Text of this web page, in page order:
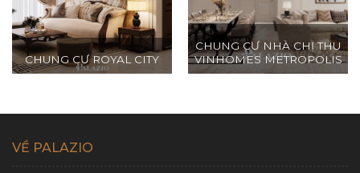
Nội
CHUNG CƯ ROYAL CITY
CHUNG CƯ NHÀ CHỊ THU
VINHOMES METROPOLIS
VỀ PALAZIO